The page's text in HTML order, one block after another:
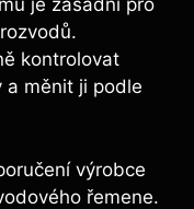
je zásadní pro
kontrolovat
a měnit ji podle
výrobce
řemene.